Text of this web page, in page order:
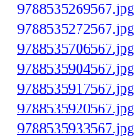
9788535269567.jpg
9788535272567.jpg
9788535706567.jpg
9788535904567.jpg
9788535917567.jpg
9788535920567.jpg
9788535933567.jpg